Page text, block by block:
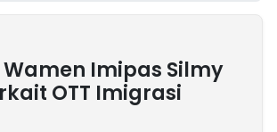
Wamen Imipas Silmy
OTT Imigrasi